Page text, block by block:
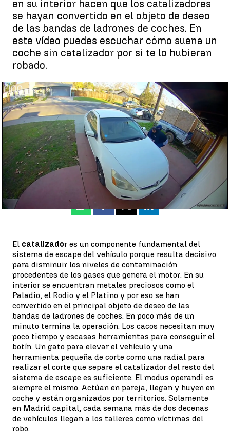
en su interior hacen que los catalizadores
se hayan convertido en el objeto de deseo
de las bandas de ladrones de coches. En
este vídeo puedes escuchar cómo suena un
coche sin catalizador por si te lo hubieran
robado.
Nueva oleada de robos de catalizadores |Antena 3 Noticias
Paco Suárez
Publicado: 17 de diciembre de 2022, 21:46
WhatsappFacebook
X Linkedin
El catalizador es un componente fundamental del
sistema de escape del vehículo porque resulta decisivo
para disminuir los niveles de contaminación
procedentes de los gases que genera el motor. En su
interior se encuentran metales preciosos como el
Paladio, el Rodio y el Platino y por eso se han
convertido en el principal objeto de deseo de las
bandas de ladrones de coches. En poco más de un
minuto termina la operación. Los cacos necesitan muy
poco tiempo y escasas herramientas para conseguir el
botín. Un gato para elevar el vehículo y una
herramienta pequeña de corte como una radial para
realizar el corte que separe el catalizador del resto del
sistema de escape es suficiente. El modus operandi es
siempre el mismo. Actúan en pareja, llegan y huyen en
coche y están organizados por territorios. Solamente
en Madrid capital, cada semana más de dos decenas
de vehículos llegan a los talleres como víctimas del
robo.